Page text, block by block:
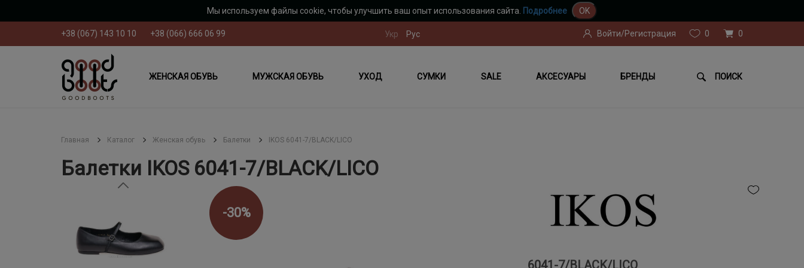
Мы используем файлы cookie, чтобы улучшить ваш опыт использования сайта. Подробнее OK
+38 (067) 143 10 10 +38 (066) 666 06 99 Укр Рус Войти/Регистрация 0 0
ЖЕНСКАЯ ОБУВЬ МУЖСКАЯ ОБУВЬ УХОД СУМКИ SALE АКСЕСУАРЫ БРЕНДЫ ПОИСК
Главная Каталог Женская обувь Балетки IKOS 6041-7/BLACK/LICO
Балетки IKOS 6041-7/BLACK/LICO
-30%